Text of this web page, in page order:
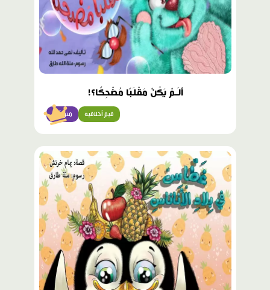
أَلَـمْ يَكُنْ مَقْلَبًا مُضْحِكًا؟!
متوسّط قيم أخلاقية